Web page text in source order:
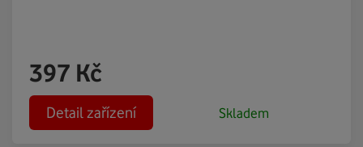
397 Kč
Detail zařízení Skladem